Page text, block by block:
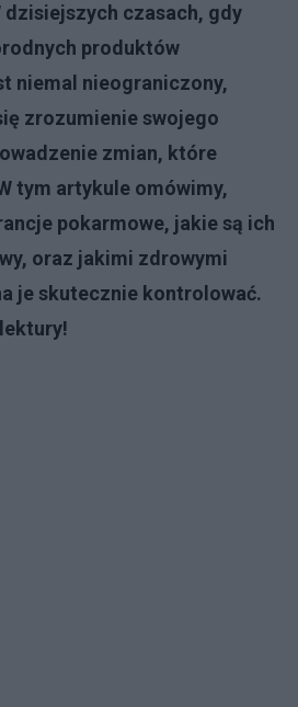
dzisiejszych czasach, gdy
produktów
niemal nieograniczony,
zrozumienie swojego
zmian, które
tym artykule omówimy,
pokarmowe, jakie są ich
oraz jakimi zdrowymi
je skutecznie kontrolować.